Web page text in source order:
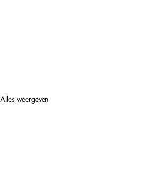
Alles weergeven